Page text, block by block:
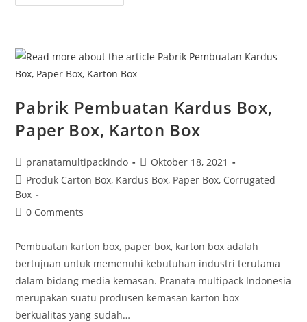
Pabrik Pembuatan Kardus Box,
Paper Box, Karton Box
pranatamultipackindo
Oktober 18, 2021
Produk Carton Box, Kardus Box, Paper Box, Corrugated
Box
0 Comments
Pembuatan karton box, paper box, karton box adalah
bertujuan untuk memenuhi kebutuhan industri terutama
dalam bidang media kemasan. Pranata multipack Indonesia
merupakan suatu produsen kemasan karton box
berkualitas yang sudah…